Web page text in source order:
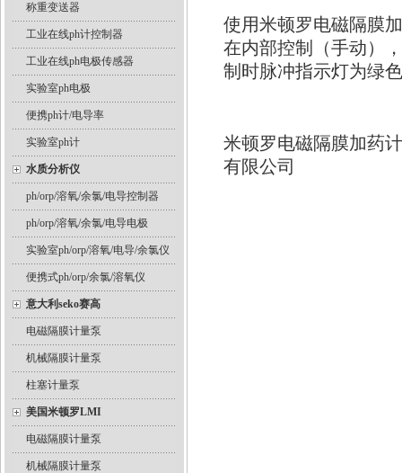
称重变送器
工业在线ph计控制器
工业在线ph电极传感器
实验室ph电极
便携ph计/电导率
实验室ph计
水质分析仪
ph/orp/溶氧/余氯/电导控制器
ph/orp/溶氧/余氯/电导电极
实验室ph/orp/溶氧/电导/余氯仪
便携式ph/orp/余氯/溶氧仪
意大利seko赛高
电磁隔膜计量泵
机械隔膜计量泵
柱塞计量泵
美国米顿罗LMI
电磁隔膜计量泵
机械隔膜计量泵
使用米顿罗电磁隔膜
在内部控制（手动）
制时脉冲指示灯为绿
米顿罗电磁隔膜加药
有限公司